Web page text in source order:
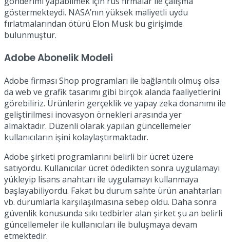
göstermekteydi. NASA’nın yüksek maliyetli uydu
fırlatmalarından ötürü Elon Musk bu girişimde
bulunmuştur.
Adobe Abonelik Modeli
Adobe firması Shop programları ile bağlantılı olmuş olsa
da web ve grafik tasarımı gibi birçok alanda faaliyetlerini
görebiliriz. Ürünlerin gerçeklik ve yapay zeka donanımı ile
geliştirilmesi inovasyon örnekleri arasında yer
almaktadır. Düzenli olarak yapılan güncellemeler
kullanıcıların işini kolaylaştırmaktadır.
Adobe şirketi programlarını belirli bir ücret üzere
satıyordu. Kullanıcılar ücret ödedikten sonra uygulamayı
yükleyip lisans anahtarı ile uygulamayı kullanmaya
başlayabiliyordu. Fakat bu durum sahte ürün anahtarları
vb. durumlarla karşılaşılmasına sebep oldu. Daha sonra
güvenlik konusunda sıkı tedbirler alan şirket şu an belirli
güncellemeler ile kullanıcıları ile buluşmaya devam
etmektedir.